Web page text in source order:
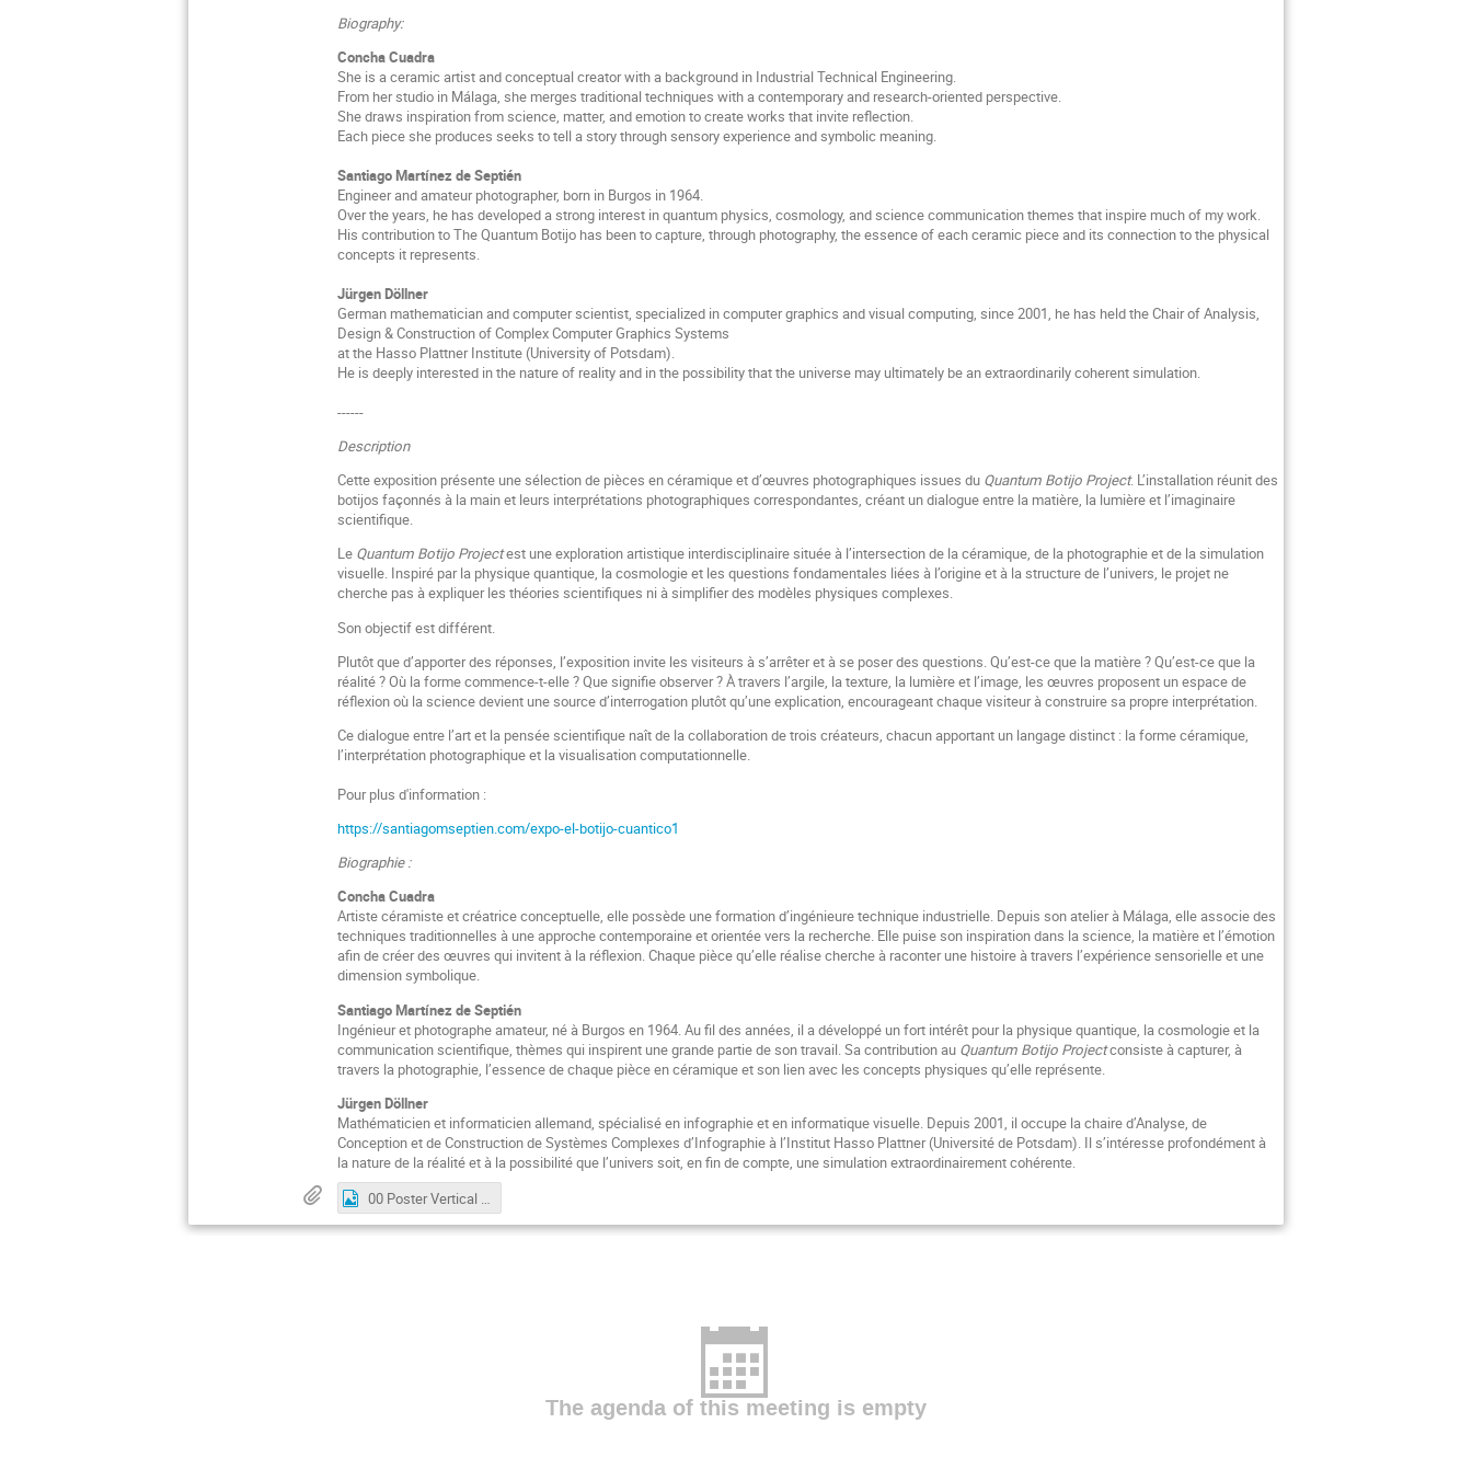
Biography:
Concha Cuadra
She is a ceramic artist and conceptual creator with a background in Industrial Technical Engineering.
From her studio in Málaga, she merges traditional techniques with a contemporary and research-oriented perspective.
She draws inspiration from science, matter, and emotion to create works that invite reﬂection.
Each piece she produces seeks to tell a story through sensory experience and symbolic meaning.
Santiago Martínez de Septién
Engineer and amateur photographer, born in Burgos in 1964.
Over the years, he has developed a strong interest in quantum physics, cosmology, and science communication themes that inspire much of my work.
His contribution to The Quantum Botijo has been to capture, through photography, the essence of each ceramic piece and its connection to the physical
concepts it represents.
Jürgen Döllner
German mathematician and computer scientist, specialized in computer graphics and visual computing, since 2001, he has held the Chair of Analysis,
Design & Construction of Complex Computer Graphics Systems
at the Hasso Plattner Institute (University of Potsdam).
He is deeply interested in the nature of reality and in the possibility that the universe may ultimately be an extraordinarily coherent simulation.
------
Description
Cette exposition présente une sélection de pièces en céramique et d’œuvres photographiques issues du Quantum Botijo Project. L’installation réunit des
botijos façonnés à la main et leurs interprétations photographiques correspondantes, créant un dialogue entre la matière, la lumière et l’imaginaire
scientifique.
Le Quantum Botijo Projectest une exploration artistique interdisciplinaire située à l’intersection de la céramique, de la photographie et de la simulation
visuelle. Inspiré par la physique quantique, la cosmologie et les questions fondamentales liées à l’origine et à la structure de l’univers, le projet ne
cherche pas à expliquer les théories scientifiques ni à simplifier des modèles physiques complexes.
Son objectif est différent.
Plutôt que d’apporter des réponses, l’exposition invite les visiteurs à s’arrêter et à se poser des questions. Qu’est-ce que la matière ? Qu’est-ce que la
réalité ? Où la forme commence-t-elle ? Que signifie observer ? À travers l’argile, la texture, la lumière et l’image, les œuvres proposent un espace de
réflexion où la science devient une source d’interrogation plutôt qu’une explication, encourageant chaque visiteur à construire sa propre interprétation.
Ce dialogue entre l’art et la pensée scientifique naît de la collaboration de trois créateurs, chacun apportant un langage distinct : la forme céramique,
l’interprétation photographique et la visualisation computationnelle.
Pour plus d'information :
https://santiagomseptien.com/expo-el-botijo-cuantico1
Biographie :
Concha Cuadra
Artiste céramiste et créatrice conceptuelle, elle possède une formation d’ingénieure technique industrielle. Depuis son atelier à Málaga, elle associe des
techniques traditionnelles à une approche contemporaine et orientée vers la recherche. Elle puise son inspiration dans la science, la matière et l’émotion
afin de créer des œuvres qui invitent à la réflexion. Chaque pièce qu’elle réalise cherche à raconter une histoire à travers l’expérience sensorielle et une
dimension symbolique.
Santiago Martínez de Septién
Ingénieur et photographe amateur, né à Burgos en 1964. Au fil des années, il a développé un fort intérêt pour la physique quantique, la cosmologie et la
communication scientifique, thèmes qui inspirent une grande partie de son travail. Sa contribution au Quantum Botijo Projectconsiste à capturer, à
travers la photographie, l’essence de chaque pièce en céramique et son lien avec les concepts physiques qu’elle représente.
Jürgen Döllner
Mathématicien et informaticien allemand, spécialisé en infographie et en informatique visuelle. Depuis 2001, il occupe la chaire d’Analyse, de
Conception et de Construction de Systèmes Complexes d’Infographie à l’Institut Hasso Plattner (Université de Potsdam). Il s’intéresse profondément à
la nature de la réalité et à la possibilité que l’univers soit, en fin de compte, une simulation extraordinairement cohérente.
00 Poster Vertical el botijo cuantico at cern v2.jpeg
The agenda of this meeting is empty